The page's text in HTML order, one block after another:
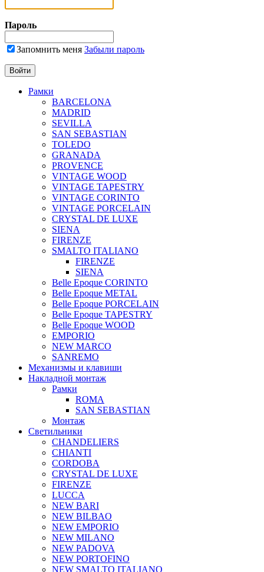
Пароль
Запомнить меня Забыли пароль
Рамки
BARCELONA
MADRID
SEVILLA
SAN SEBASTIAN
TOLEDO
GRANADA
PROVENCE
VINTAGE WOOD
VINTAGE TAPESTRY
VINTAGE CORINTO
VINTAGE PORCELAIN
CRYSTAL DE LUXE
SIENA
FIRENZE
SMALTO ITALIANO
FIRENZE
SIENA
Belle Epoque CORINTO
Belle Epoque METAL
Belle Epoque PORCELAIN
Belle Epoque TAPESTRY
Belle Epoque WOOD
EMPORIO
NEW MARCO
SANREMO
Механизмы и клавиши
Накладной монтаж
Рамки
ROMA
SAN SEBASTIAN
Монтаж
Светильники
CHANDELIERS
CHIANTI
CORDOBA
CRYSTAL DE LUXE
FIRENZE
LUCCA
NEW BARI
NEW BILBAO
NEW EMPORIO
NEW MILANO
NEW PADOVA
NEW PORTOFINO
NEW SMALTO ITALIANO